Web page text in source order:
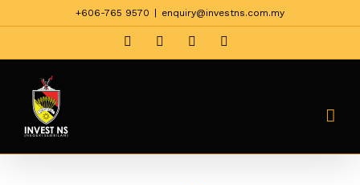
content
+606-765 9570 enquiry@investns.com.my
InstagramFacebookYouTube